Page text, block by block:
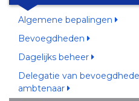
Algemene bepalingen
Bevoegdheden
Dagelijks beheer
Delegatie van
ambtenaar